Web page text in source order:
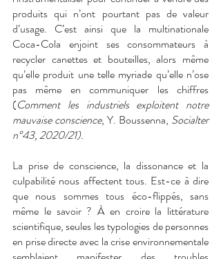
produits qui n’ont pourtant pas de valeur
d’usage. C’est ainsi que la multinationale
Coca-Cola enjoint ses consommateurs à
recycler canettes et bouteilles, alors même
qu’elle produit une telle myriade qu’elle n’ose
pas même en communiquer les chiffres
(Comment les industriels exploitent notre
mauvaise conscience, Y. Boussenna, Socialter
n°43, 2020/21).
La prise de conscience, la dissonance et la
culpabilité nous affectent tous. Est-ce à dire
que nous sommes tous éco-flippés, sans
même le savoir ? À en croire la littérature
scientifique, seules les typologies de personnes
en prise directe avec la crise environnementale